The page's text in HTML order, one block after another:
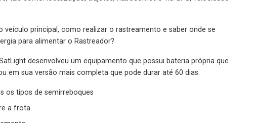
veículo principal, como realizar o rastreamento e saber onde se
para alimentar o Rastreador?
desenvolveu um equipamento que possui bateria própria que
em sua versão mais completa que pode durar até 60 dias.
os tipos de semirreboques
a frota